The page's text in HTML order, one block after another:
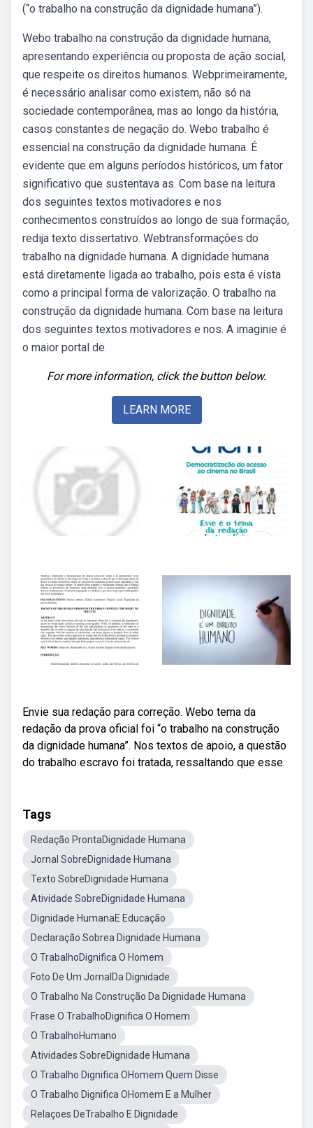
(“o trabalho na construção da dignidade humana”).
Webo trabalho na construção da dignidade humana,
apresentando experiência ou proposta de ação social,
que respeite os direitos humanos. Webprimeiramente,
é necessário analisar como existem, não só na
sociedade contemporânea, mas ao longo da história,
casos constantes de negação do. Webo trabalho é
essencial na construção da dignidade humana. É
evidente que em alguns períodos históricos, um fator
significativo que sustentava as. Com base na leitura
dos seguintes textos motivadores e nos
conhecimentos construídos ao longo de sua formação,
redija texto dissertativo. Webtransformações do
trabalho na dignidade humana. A dignidade humana
está diretamente ligada ao trabalho, pois esta é vista
como a principal forma de valorização. O trabalho na
construção da dignidade humana. Com base na leitura
dos seguintes textos motivadores e nos. A imaginie é
o maior portal de.
For more information, click the button below.
LEARN MORE
Envie sua redação para correção. Webo tema da
redação da prova oficial foi “o trabalho na construção
da dignidade humana”. Nos textos de apoio, a questão
do trabalho escravo foi tratada, ressaltando que esse.
Tags
Redação ProntaDignidade Humana
Jornal SobreDignidade Humana
Texto SobreDignidade Humana
Atividade SobreDignidade Humana
Dignidade HumanaE Educação
Declaração Sobrea Dignidade Humana
O TrabalhoDignifica O Homem
Foto De Um JornalDa Dignidade
O Trabalho Na Construção Da Dignidade Humana
Frase O TrabalhoDignifica O Homem
O TrabalhoHumano
Atividades SobreDignidade Humana
O Trabalho Dignifica OHomem Quem Disse
O Trabalho Dignifica OHomem E a Mulher
Relaçoes DeTrabalho E Dignidade